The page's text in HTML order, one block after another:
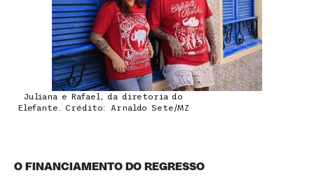
Juliana e Rafael, da diretoria do
Elefante. Crédito: Arnaldo Sete/MZ
O FINANCIAMENTO DO REGRESSO